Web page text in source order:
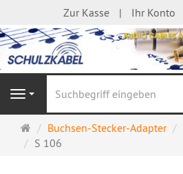
Zur Kasse Ihr Konto
Navigation
Startseite
Buchsen-Stecker-Adapter
S 106